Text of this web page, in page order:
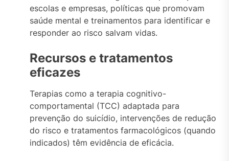
escolas e empresas, políticas que promovam
saúde mental e treinamentos para identificar e
responder ao risco salvam vidas.
Recursos e tratamentos
eficazes
Terapias como a terapia cognitivo-
comportamental (TCC) adaptada para
prevenção do suicídio, intervenções de redução
do risco e tratamentos farmacológicos (quando
indicados) têm evidência de eficácia.